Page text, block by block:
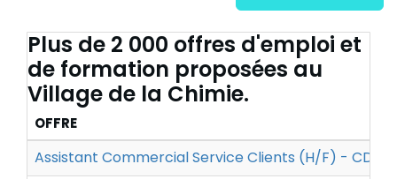
Plus de 2 000 offres d'emploi et
de formation proposées au
Village de la Chimie.
OFFRE
Assistant Commercial Service Clients (H/F) - CDI -